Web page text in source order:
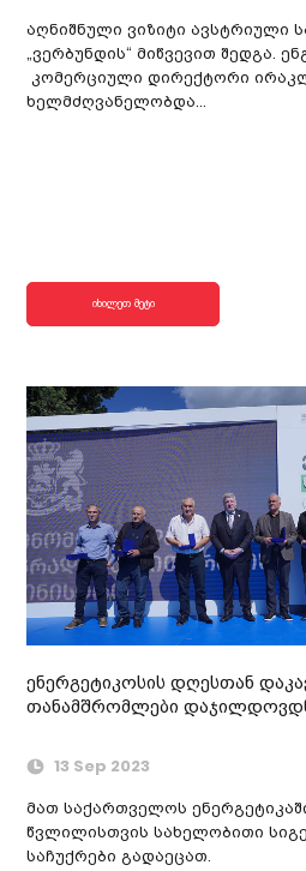
აღნიშნული ვიზიტი ავსტრიული
„ვერბუნდის“ მიწვევით შედგა.
კომერციული დირექტორი
ხელმძღვანელობდა...
იხილეთ მეტი
ენერგეტიკოსის დღესთან
თანამშრომლები
13 Sep 2023
მათ საქართველოს
წვლილისთვის სახელობითი
საჩუქრები გადაეცათ.